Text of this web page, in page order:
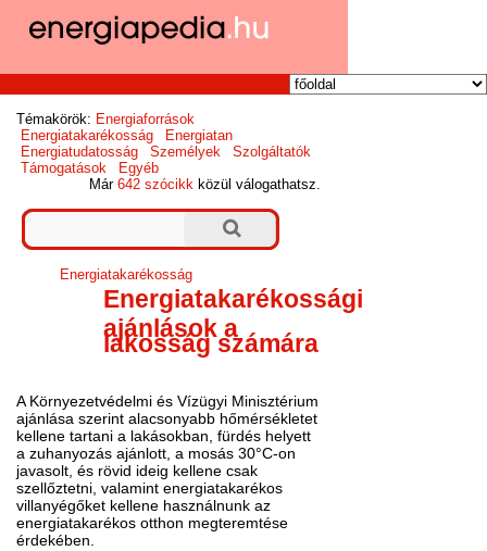
Témakörök: Energiaforrások
Energiatakarékosság
Energiatan
Energiatudatosság
Személyek
Szolgáltatók
Támogatások
Egyéb
Már642 szócikk közül válogathatsz.
Energiatakarékosság
Energiatakarékossági
ajánlások a
lakosság számára
A Környezetvédelmi és Vízügyi Minisztérium
ajánlása szerint alacsonyabb hőmérsékletet
kellene tartani a lakásokban, fürdés helyett
a zuhanyozás ajánlott, a mosás 30°C-on
javasolt, és rövid ideig kellene csak
szellőztetni, valamint energiatakarékos
villanyégőket kellene használnunk az
energiatakarékos otthon megteremtése
érdekében.